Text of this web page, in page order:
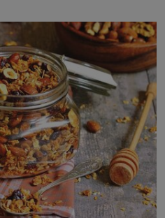
tak, s věkem jako
stávkovat. Cvičte